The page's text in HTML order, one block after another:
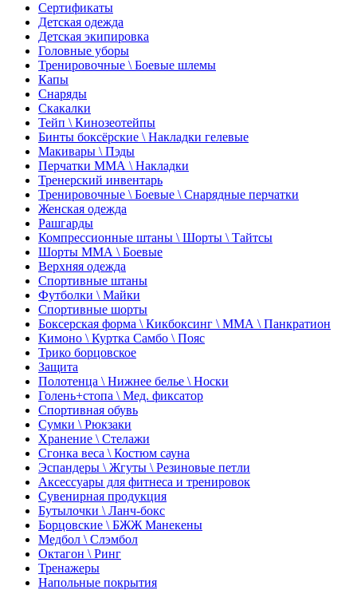
Сертификаты
Детская одежда
Детская экипировка
Головные уборы
Тренировочные \ Боевые шлемы
Капы
Снаряды
Скакалки
Тейп \ Кинозеотейпы
Бинты боксёрские \ Накладки гелевые
Макивары \ Пэды
Перчатки ММА \ Накладки
Тренерский инвентарь
Тренировочные \ Боевые \ Снарядные перчатки
Женская одежда
Рашгарды
Компрессионные штаны \ Шорты \ Тайтсы
Шорты ММА \ Боевые
Верхняя одежда
Спортивные штаны
Футболки \ Майки
Спортивные шорты
Боксерская форма \ Кикбоксинг \ ММА \ Панкратион
Кимоно \ Куртка Самбо \ Пояс
Трико борцовское
Защита
Полотенца \ Нижнее белье \ Носки
Голень+стопа \ Мед. фиксатор
Спортивная обувь
Сумки \ Рюкзаки
Хранение \ Стелажи
Сгонка веса \ Костюм сауна
Эспандеры \ Жгуты \ Резиновые петли
Аксессуары для фитнеса и тренировок
Сувенирная продукция
Бутылочки \ Ланч-бокс
Борцовские \ БЖЖ Манекены
Медбол \ Слэмбол
Октагон \ Ринг
Тренажеры
Напольные покрытия